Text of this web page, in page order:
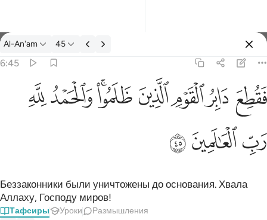
Тафсир: Al-An'am 6:45
Al-An'am 45
6:45
فقطع دابر القوم الذين ظلموا والحمد لله رب العالمين ٤٥
ٱلْقَوْمِ ٱلَّذِينَ ظَلَمُوا۟ ۚ وَٱلْحَمْدُ لِلَّهِ رَبِّ ٱلْعَـٰلَمِينَ ٤٥ﱁ ﱂﱃﱄﱅﱆﱇﱈ
ﱉﱊﱋ
Беззаконники были уничтожены до основания. Хвала
Аллаху, Господу миров!
Тафсиры Уроки Размышления